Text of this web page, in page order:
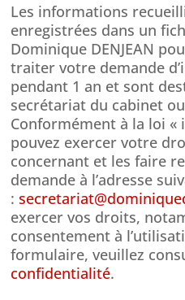
Les informations
enregistrées dans un
Dominique DENJEAN
traiter votre demande
pendant 1 an et sont
secrétariat du cabinet
Conformément à la loi
pouvez exercer votre
concernant et les faire
demande à l’adresse
:
exercer vos droits,
consentement à
formulaire, veuillez
confidentialité.